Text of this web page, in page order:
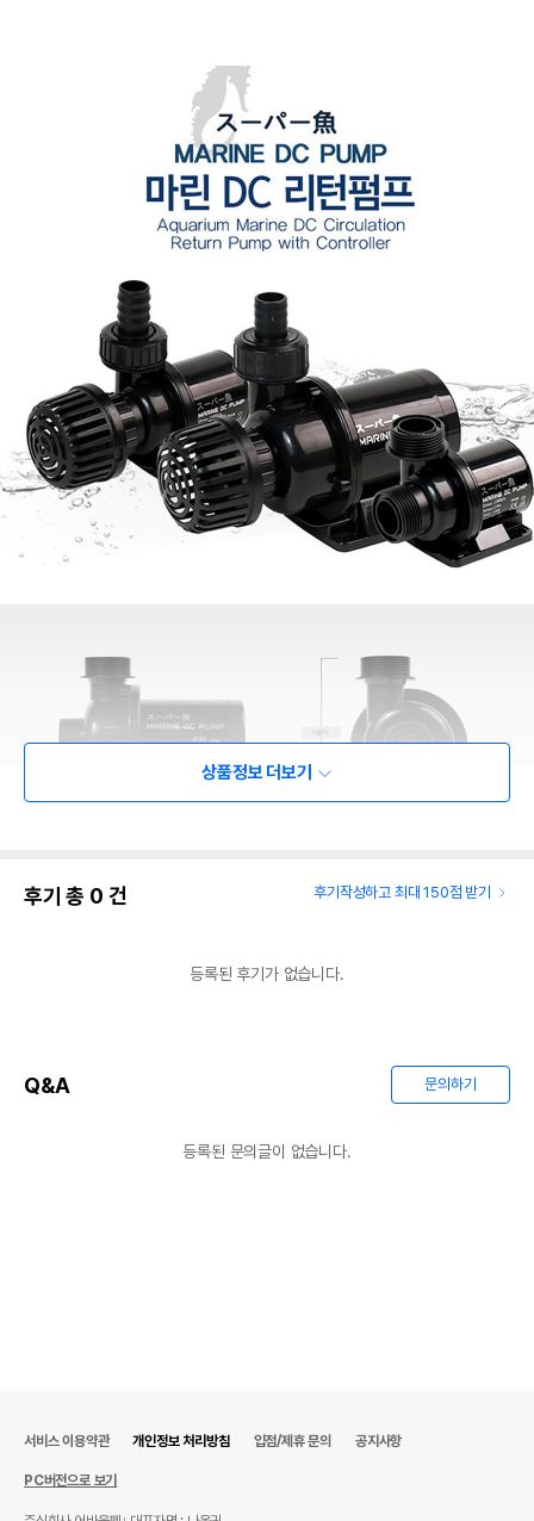
상품정보 더보기
후기 총 0 건 후기작성하고 최대 150점 받기
등록된 후기가 없습니다.
Q&A 문의하기
등록된 문의글이 없습니다.
서비스 이용약관 개인정보 처리방침 입점/제휴 문의 공지사항
PC버전으로 보기